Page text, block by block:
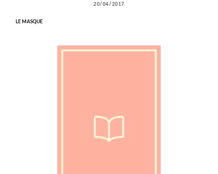
20/04/2017
LE MASQUE